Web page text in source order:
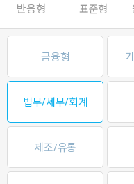
반응형 표준형
금융형
법무/세무/회계
제조/유통